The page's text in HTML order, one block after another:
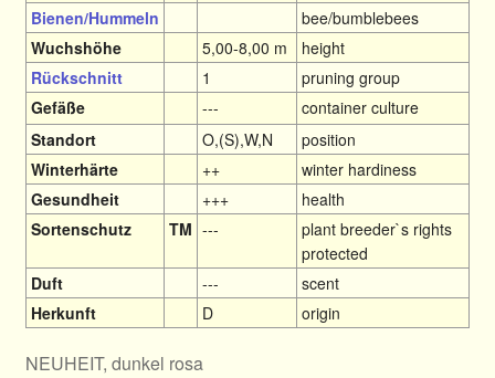
Bienen/Hummeln
bee/bumblebees
Wuchshöhe
5,00-8,00 m
height
Rückschnitt
1
pruning group
Gefäße
---
container culture
Standort
O,(S),W,N
position
Winterhärte
++
winter hardiness
Gesundheit
+++
health
Sortenschutz
TM ---
plant breeder`s rights
protected
Duft
---
scent
Herkunft
D origin
NEUHEIT, dunkel rosa